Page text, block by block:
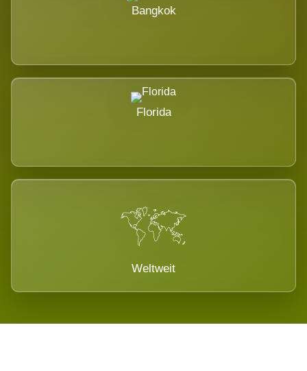
Bangkok
Florida
Weltweit